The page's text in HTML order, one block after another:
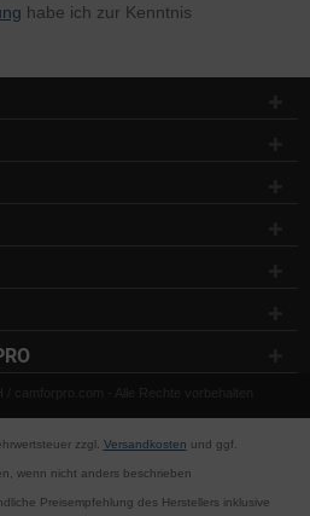
habe ich zur Kenntnis
/ camforpro.com - Alle Rechte vorbehalten
zzgl. Versandkosten und ggf.
wenn nicht anders beschrieben
Preisempfehlung des Herstellers inklusive